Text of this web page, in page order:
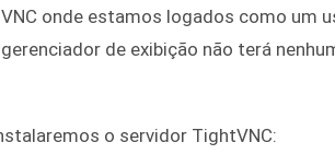
onde estamos logados como um
de exibição não terá
o servidor TightVNC: